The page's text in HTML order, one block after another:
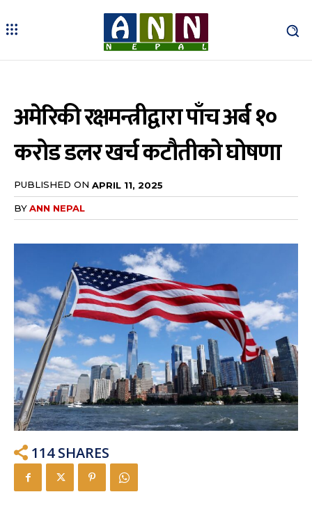
अमेरिकी रक्षमन्त्रीद्वारा पाँच अर्ब १०
करोड डलर खर्च कटौतीको घोषणा
PUBLISHED ON APRIL 11, 2025
BYANN NEPAL
114 SHARES